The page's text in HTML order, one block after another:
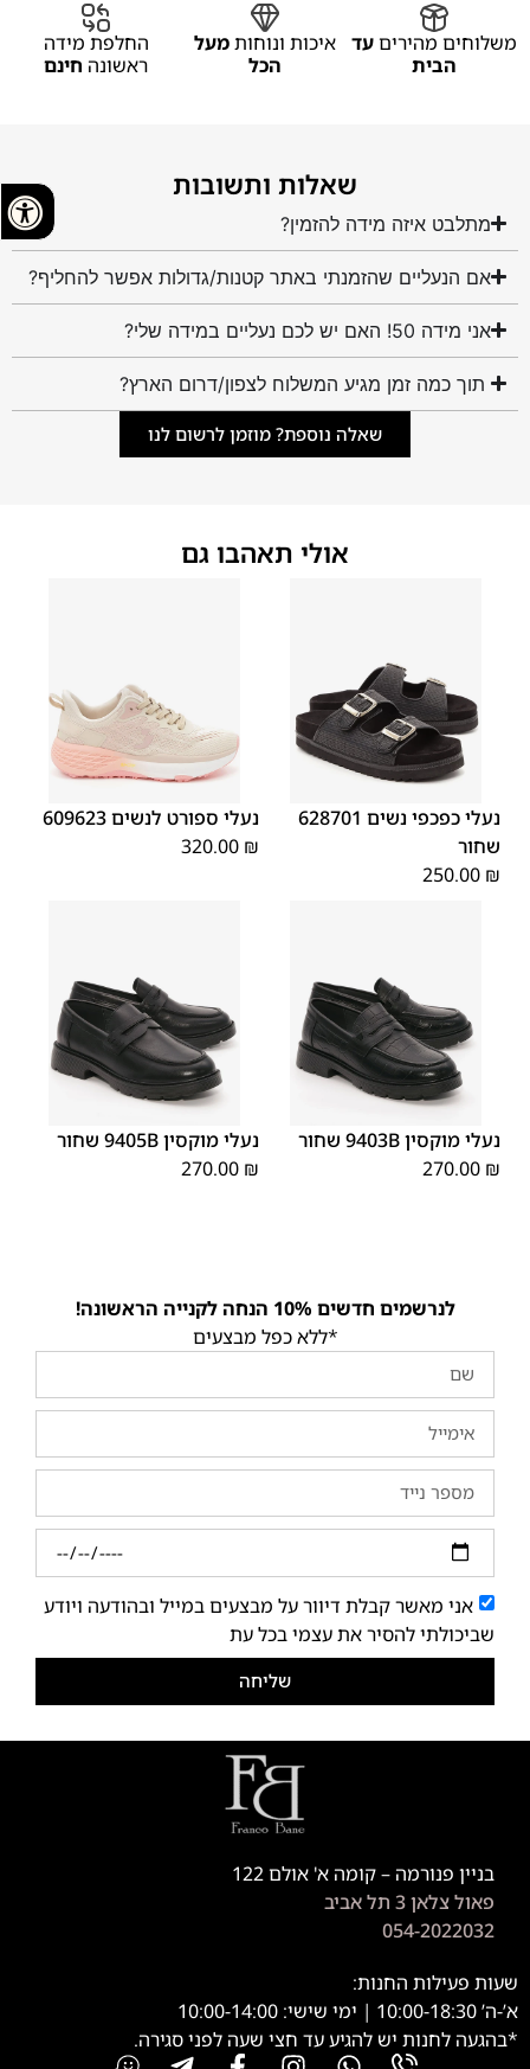
משלוחים מהיריםעד
הבית
איכות ונוחותמעל
הכל
החלפת מידה
ראשונה חינם
שאלות ותשובות
מתלבט איזה מידה להזמין?
אם הנעליים שהזמנתי באתר קטנות/גדולות אפשר להחליף?
אני מידה 50! האם יש לכם נעליים במידה שלי?
תוך כמה זמן מגיע המשלוח לצפון/דרום הארץ?
שאלה נוספת? מוזמן לרשום לנו
אולי תאהבו גם
נעלי כפכפי נשים 628701
שחור
250.00 ₪
נעלי ספורט לנשים 609623
320.00 ₪
נעלי מוקסין 9403B שחור
270.00 ₪
נעלי מוקסין 9405B שחור
270.00 ₪
לנרשמים חדשים 10% הנחה לקנייה הראשונה!
*ללא כפל מבצעים
אני מאשר קבלת דיוור על מבצעים במייל ובהודעה ויודע
שביכולתי להסיר את עצמי בכל עת
שליחה
בניין פנורמה – קומה א' אולם 122
פאול צלאן 3 תל אביב
054-2022032
שעות פעילות החנות:
א’-ה’ 10:00-18:30 | ימי שישי: 10:00-14:00
*בהגעה לחנות יש להגיע עד חצי שעה לפני סגירה.